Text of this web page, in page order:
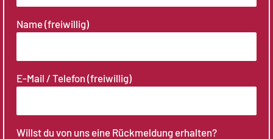
Name (freiwillig)
E-Mail / Telefon (freiwillig)
Willst du von uns eine Rückmeldung erhalten?